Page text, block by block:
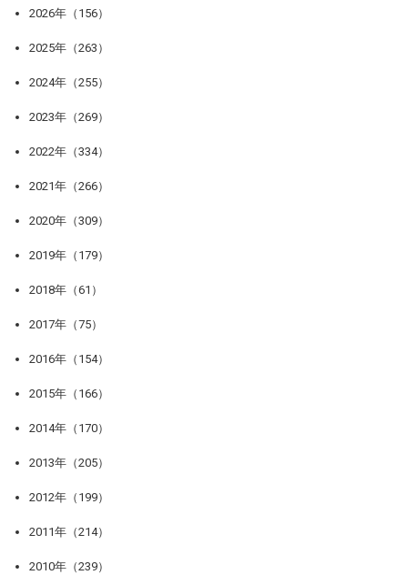
2026年（156）
2025年（263）
2024年（255）
2023年（269）
2022年（334）
2021年（266）
2020年（309）
2019年（179）
2018年（61）
2017年（75）
2016年（154）
2015年（166）
2014年（170）
2013年（205）
2012年（199）
2011年（214）
2010年（239）